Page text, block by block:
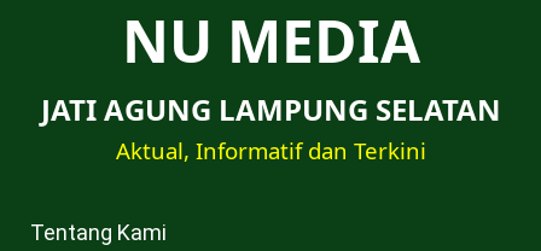
NU MEDIA
JATI AGUNG LAMPUNG SELATAN
Aktual, Informatif dan Terkini
Tentang Kami